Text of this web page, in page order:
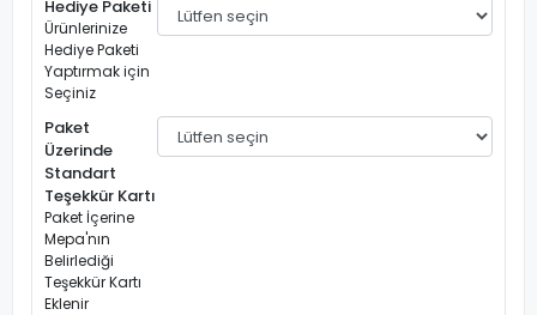
Hediye Paketi
Ürünlerinize
Hediye Paketi
Yaptırmak için
Seçiniz
Paket
Üzerinde
Standart
Teşekkür Kartı
Paket İçerine
Mepa'nın
Belirlediği
Teşekkür Kartı
Eklenir